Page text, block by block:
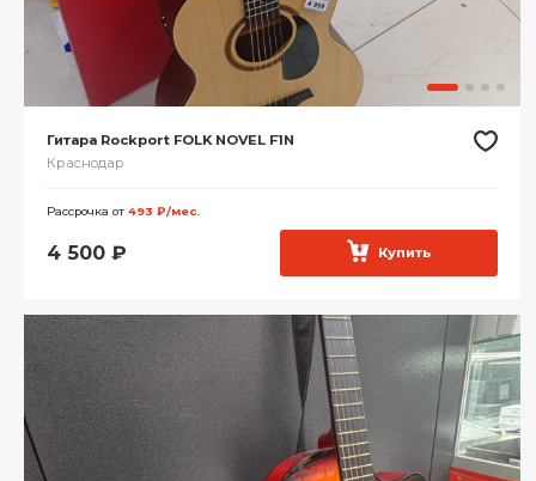
Гитара Rockport FOLK NOVEL F1N
Краснодар
Рассрочка от 493 ₽/мес.
4 500 ₽ Купить